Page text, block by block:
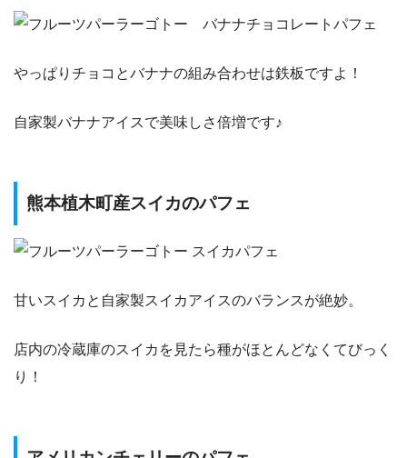
やっぱりチョコとバナナの組み合わせは鉄板ですよ！
自家製バナナアイスで美味しさ倍増です♪
熊本植木町産スイカのパフェ
甘いスイカと自家製スイカアイスのバランスが絶妙。
店内の冷蔵庫のスイカを見たら種がほとんどなくてびっく
り！